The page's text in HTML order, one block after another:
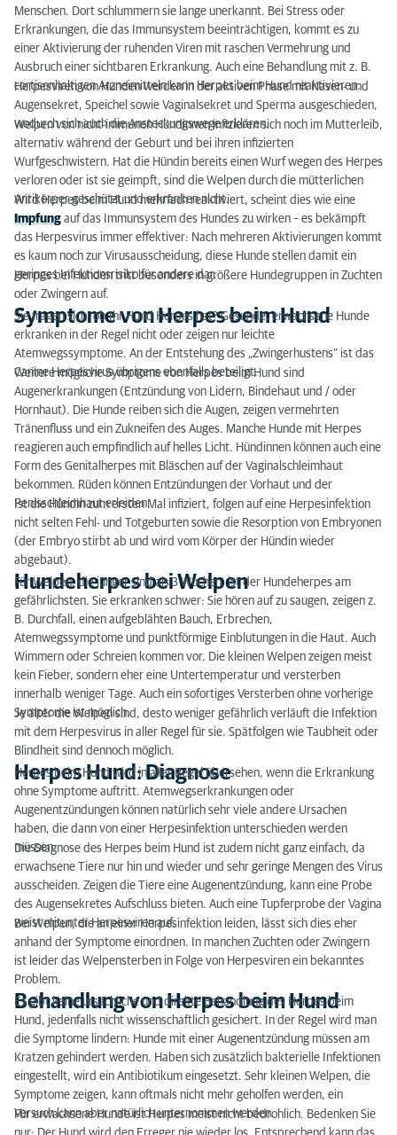
Hundeherpes bei Welpen
Herpes Hund: Diagnose
Behandlung von Herpes beim Hund
Herpes beim Hund vorbeugen
Ist Gürtelrose ansteckend für Hunde?
Herpes beim Hund: Fazit
Menschen. Dort schlummern sie lange unerkannt. Bei Stress oder
Erkrankungen, die das Immunsystem beeinträchtigen, kommt es zu
einer Aktivierung der ruhenden Viren mit raschen Vermehrung und
Ausbruch einer sichtbaren Erkrankung. Auch eine Behandlung mit z. B.
cortisonhaltigen Arzneimitteln kann Herpes beim Hund reaktivieren.
Herpesviren von Hunden werden in der aktiven Phase mit Nasen- und
Augensekret, Speichel sowie Vaginalsekret und Sperma ausgeschieden,
wodurch sich auch die Ansteckungswege erklären.
Welpen von nicht-immunen Hündinnen infizieren sich noch im Mutterleib,
alternativ während der Geburt und bei ihren infizierten
Wurfgeschwistern. Hat die Hündin bereits einen Wurf wegen des Herpes
verloren oder ist sie geimpft, sind die Welpen durch die mütterlichen
Antikörper geschützt und erkranken nicht.
Wird Herpes beim Hund mehrfach reaktiviert, scheint dies wie eine
Impfung auf das Immunsystem des Hundes zu wirken – es bekämpft
das Herpesvirus immer effektiver: Nach mehreren Aktivierungen kommt
es kaum noch zur Virusausscheidung, diese Hunde stellen damit ein
geringes Infektionsrisiko für andere dar.
Herpes bei Hunden tritt besonders in größere Hundegruppen in Zuchten
oder Zwingern auf.
Symptome von Herpes beim Hund
Sie fragen sich, ob Ihr Hund Herpes hat? Gesunde, erwachsene Hunde
erkranken in der Regel nicht oder zeigen nur leichte
Atemwegssymptome. An der Entstehung des „Zwingerhustens“ ist das
Canine Herpesvirus übrigens ebenfalls beteiligt.
Weitere mögliche Symptome von Herpes beim Hund sind
Augenerkrankungen (Entzündung von Lidern, Bindehaut und / oder
Hornhaut). Die Hunde reiben sich die Augen, zeigen vermehrten
Tränenfluss und ein Zukneifen des Auges. Manche Hunde mit Herpes
reagieren auch empfindlich auf helles Licht. Hündinnen können auch eine
Form des Genitalherpes mit Bläschen auf der Vaginalschleimhaut
bekommen. Rüden können Entzündungen der Vorhaut und der
Penisschleimhaut erleiden.
Ist die Hündin zum ersten Mal infiziert, folgen auf eine Herpesinfektion
nicht selten Fehl- und Totgeburten sowie die Resorption von Embryonen
(der Embryo stirbt ab und wird vom Körper der Hündin wieder
abgebaut).
Hundeherpes bei Welpen
Für Welpen, die jünger sind als 3 Wochen, ist der Hundeherpes am
gefährlichsten. Sie erkranken schwer: Sie hören auf zu saugen, zeigen z.
B. Durchfall, einen aufgeblähten Bauch, Erbrechen,
Atemwegssymptome und punktförmige Einblutungen in die Haut. Auch
Wimmern oder Schreien kommen vor. Die kleinen Welpen zeigen meist
kein Fieber, sondern eher eine Untertemperatur und versterben
innerhalb weniger Tage. Auch ein sofortiges Versterben ohne vorherige
Symptome ist möglich.
Je älter die Welpen sind, desto weniger gefährlich verläuft die Infektion
mit dem Herpesvirus in aller Regel für sie. Spätfolgen wie Taubheit oder
Blindheit sind dennoch möglich.
Herpes Hund: Diagnose
Herpes beim Hund wird in aller Regel übersehen, wenn die Erkrankung
ohne Symptome auftritt. Atemwegserkrankungen oder
Augenentzündungen können natürlich sehr viele andere Ursachen
haben, die dann von einer Herpesinfektion unterschieden werden
müssen.
Die Diagnose des Herpes beim Hund ist zudem nicht ganz einfach, da
erwachsene Tiere nur hin und wieder und sehr geringe Mengen des Virus
ausscheiden. Zeigen die Tiere eine Augenentzündung, kann eine Probe
des Augensekretes Aufschluss bieten. Auch eine Tupferprobe der Vagina
weist mitunter Herpesviren auf.
Bei Welpen, die an einer Herpesinfektion leiden, lässt sich dies eher
anhand der Symptome einordnen. In manchen Zuchten oder Zwingern
ist leider das Welpensterben in Folge von Herpesviren ein bekanntes
Problem.
Behandlung von Herpes beim Hund
Es gibt keine ursächliche und direkte Behandlung des Herpes beim
Hund, jedenfalls nicht wissenschaftlich gesichert. In der Regel wird man
die Symptome lindern: Hunde mit einer Augenentzündung müssen am
Kratzen gehindert werden. Haben sich zusätzlich bakterielle Infektionen
eingestellt, wird ein Antibiotikum eingesetzt. Sehr kleinen Welpen, die
Symptome zeigen, kann oftmals nicht mehr geholfen werden, ein
Versuch kann aber natürlich unternommen werden.
Für erwachsene Hunde ist Herpes meist nicht bedrohlich. Bedenken Sie